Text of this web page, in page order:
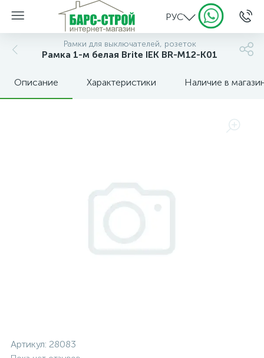
РУС
Рамки для выключателей, розеток
Рамка 1-м белая Brite IEK BR-M12-K01
Описание Характеристики Наличие в
Артикул: 28083